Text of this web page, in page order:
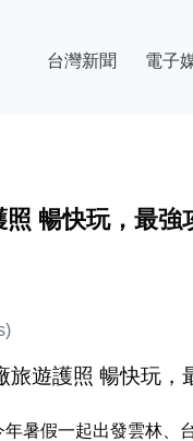
台灣新聞 電子
暢快玩，最
旅遊護照 暢快玩
暑假一起出發雲林